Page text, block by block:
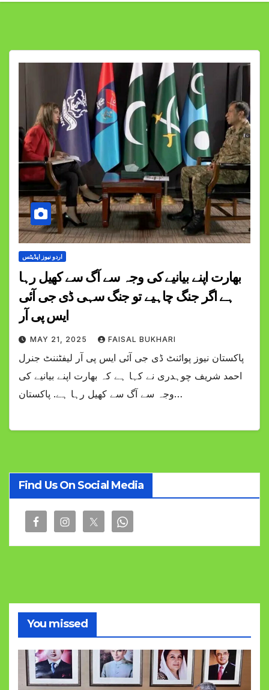
اردو نیوز اپڈیٹس
بھارت اپنے بیانیے کی وجہ سے آگ سے کھیل رہا
ہے اگر جنگ چاہیے تو جنگ سہی ڈی جی آئی
ایس پی آر
MAY 21, 2025 FAISAL BUKHARI
پاکستان نیوز پوائنٹ ڈی جی آئی ایس پی آر لیفٹننٹ جنرل
احمد شریف چوہدری نے کہا ہے کہ بھارت اپنے بیانیے کی
وجہ سے آگ سے کھیل رہا ہے. پاکستان…
Find Us On Social Media
You missed